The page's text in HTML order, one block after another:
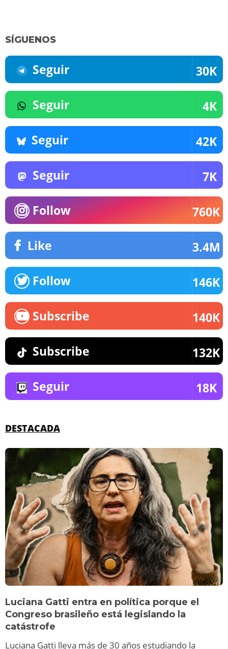
SÍGUENOS
Seguir 30K
Seguir 4K
Seguir 42K
Seguir 7K
Follow 760K
Like 3.4M
Follow 146K
Subscribe 140K
Subscribe 132K
Seguir 18K
DESTACADA
Luciana Gatti entra en política porque el
Congreso brasileño está legislando la
catástrofe
Luciana Gatti lleva más de 30 años estudiando la